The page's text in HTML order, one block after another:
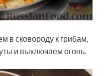
в сковороду к грибам,
и выключаем огонь.